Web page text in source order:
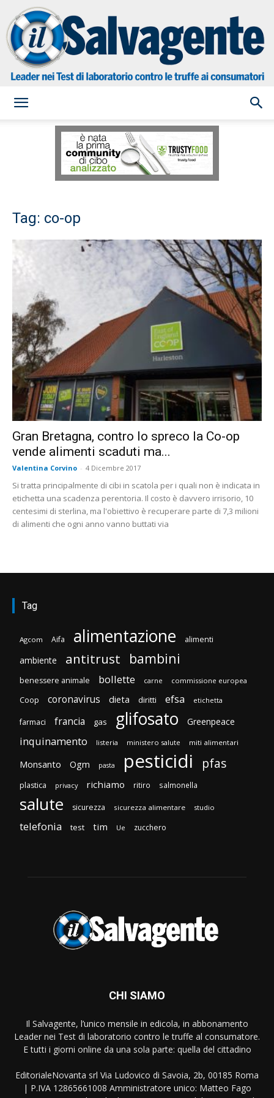
Salvagente
Tag: co-op
Gran Bretagna, contro lo spreco la Co-op
vende alimenti scaduti ma...
Valentina Corvino - 4 Dicembre 2017
Si tratta principalmente di cibi in scatola per i quali non è indicata in
etichetta una scadenza perentoria. Il costo è davvero irrisorio, 10
centesimi di sterlina, ma l'obiettivo è recuperare parte di 7,3 milioni
di alimenti che ogni anno vanno buttati via
Tag
Agcom Aifa alimentazione alimenti
ambiente antitrust bambini
benessere animale bollette carne commissione europea
Coop coronavirus dieta diritti efsa etichetta
farmaci francia gas glifosato Greenpeace
inquinamento listeria ministero salute miti alimentari
Monsanto Ogm pasta pesticidi pfas
plastica privacy richiamo ritiro salmonella
salute sicurezza sicurezza alimentare studio
telefonia test tim Ue zucchero
CHI SIAMO
Il Salvagente, l’unico mensile in edicola, in abbonamento
Leader nei Test di laboratorio contro le truffe al consumatore.
E tutti i giorni online da una sola parte: quella del cittadino
EditorialeNovanta srl Via Ludovico di Savoia, 2b, 00185 Roma
| P.IVA 12865661008 Amministratore unico: Matteo Fago